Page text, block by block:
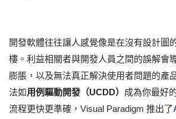
開發軟體往往讓人感覺像是在沒有設計圖
樓。利益相關者與開發人員之間的誤解會
膨脹，以及無法真正解決使用者問題的產
法如用例驅動開發（UCDD） 成為你最好
流程更快更準確，Visual Paradigm 推出了